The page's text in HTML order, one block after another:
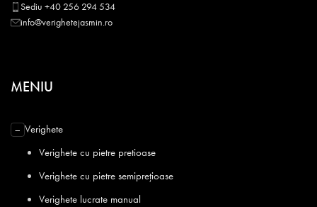
Sediu +40 256 294 534
info@verighetejasmin.ro
MENIU
− Verighete
Verighete cu pietre pretioase
Verighete cu pietre semiprețioase
Verighete lucrate manual